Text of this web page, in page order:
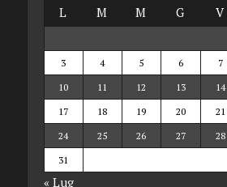
L
M M G V
3
4 5 6 7
10
11 12 13 14
17
18 19 20 21
24
25 26 27 28
31
« Lug